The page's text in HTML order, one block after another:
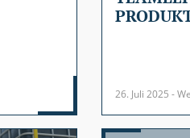
26. Juli 2025 -